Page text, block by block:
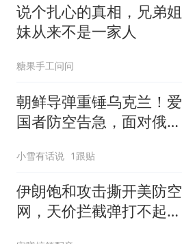
说个扎心的真相，兄弟姐
妹从来不是一家人
糖果手工问问
朝鲜导弹重锤乌克兰！爱
国者防空告急，面对俄朝
绝望？
小雪有话说 1跟贴
伊朗饱和攻击撕开美防空
网，天价拦截弹打不起，